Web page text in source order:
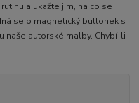
a ukažte jim, na co se
se o magnetický buttonek s
naše autorské malby. Chybí-li